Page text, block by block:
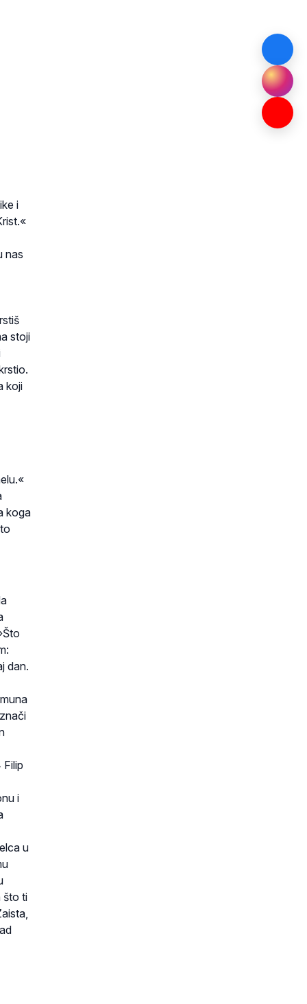
i
nas
stoji
koji
koga
dan.
i
u
što ti